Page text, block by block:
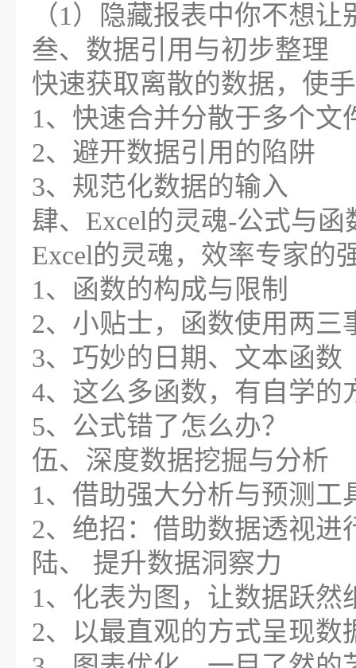
（1）隐藏报表中你不想
叁、数据引用与初步整理
快速获取离散的数据，使
1、快速合并分散于多个文
2、避开数据引用的陷阱
3、规范化数据的输入
肆、Excel的灵魂-公式与函
Excel的灵魂，效率专家的
1、函数的构成与限制
2、小贴士，函数使用两三
3、巧妙的日期、文本函数
4、这么多函数，有自学的
5、公式错了怎么办？
伍、深度数据挖掘与分析
1、借助强大分析与预测
2、绝招：借助数据透视进
陆、 提升数据洞察力
1、化表为图，让数据跃然
2、以最直观的方式呈现数